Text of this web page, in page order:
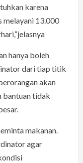
karena
melayani 13.000
hanya boleh
dari tiap titik
akan
bantuan tidak
makanan.
agar